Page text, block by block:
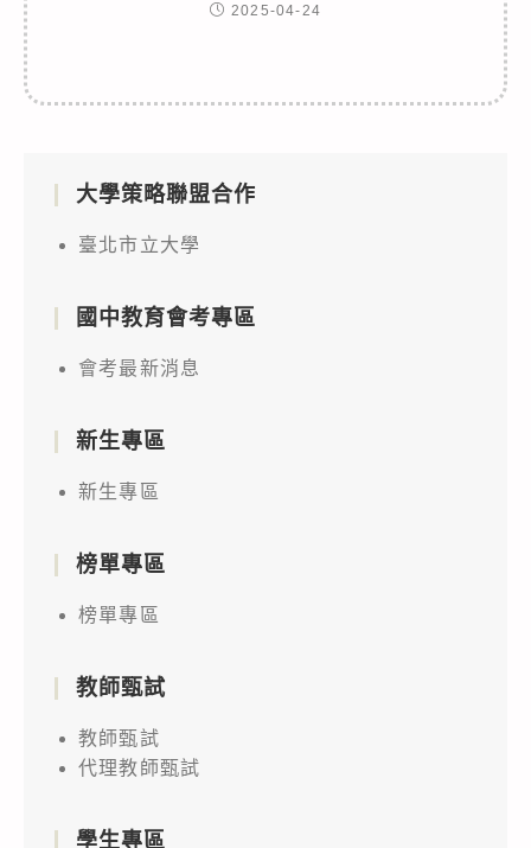
2025-04-24
大學策略聯盟合作
臺北市立大學
國中教育會考專區
會考最新消息
新生專區
新生專區
榜單專區
榜單專區
教師甄試
教師甄試
代理教師甄試
學生專區